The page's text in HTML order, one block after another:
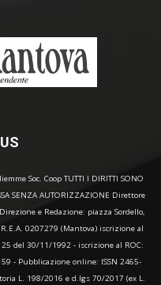
Soc. Coop TUTTI I DIRITTI SONO
SENZA AUTORIZZAZIONE Direttore
e Redazione: piazza Sordello,
0207279 (Mantova) iscrizione al
del 30/11/1992 - iscrizione al ROC:
- Pubblicazione online: ISSN 2465-
L. 198/2016 e d.lgs 70/2017 (ex L.